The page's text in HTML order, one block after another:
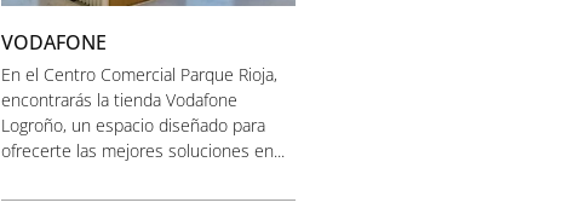
VODAFONE
En el Centro Comercial Parque Rioja,
encontrarás la tienda Vodafone
Logroño, un espacio diseñado para
ofrecerte las mejores soluciones en...